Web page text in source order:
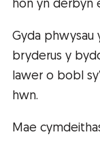
hon yn derbyn
Gyda phwysau
bryderus y
lawer o bobl
hwn.
Mae